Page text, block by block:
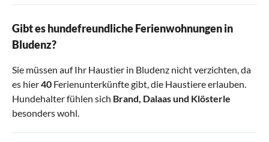
Gibt es hundefreundliche Ferienwohnungen in
Bludenz?
Sie müssen auf Ihr Haustier in Bludenz nicht verzichten, da
es hier40 Ferienunterkünfte gibt, die Haustiere erlauben.
Hundehalter fühlen sich Brand, Dalaasund Klösterle
besonders wohl.